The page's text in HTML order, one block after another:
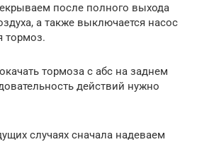
после полного выхода
а также выключается насос
тормоз.
тормоза с абс на заднем
действий нужно
случаях сначала надеваем